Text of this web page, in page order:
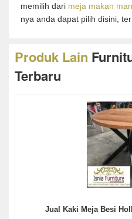
memilih dari meja makan
nya anda dapat pilih disini,
Produk Lain
Terbaru
Jual Kaki Meja Besi